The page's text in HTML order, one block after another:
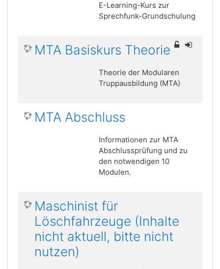
E-Learning-Kurs zur
Sprechfunk-Grundschulung
MTA Basiskurs Theorie
Theorie der Modularen
Truppausbildung (MTA)
MTA Abschluss
Informationen zur MTA
Abschlussprüfung und zu
den notwendigen 10
Modulen.
Maschinist für
Löschfahrzeuge (Inhalte
nicht aktuell, bitte nicht
nutzen)